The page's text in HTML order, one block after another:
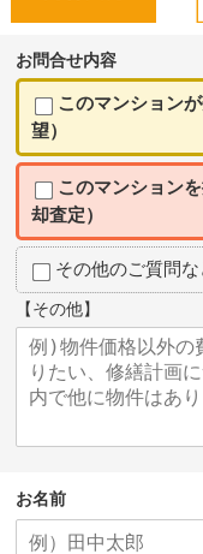
お問合せ内容
このマンション
望）
このマンション
却査定）
その他のご質問な
【その他】
お名前